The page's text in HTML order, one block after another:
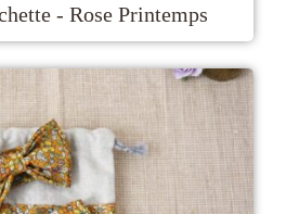
- Rose Printemps